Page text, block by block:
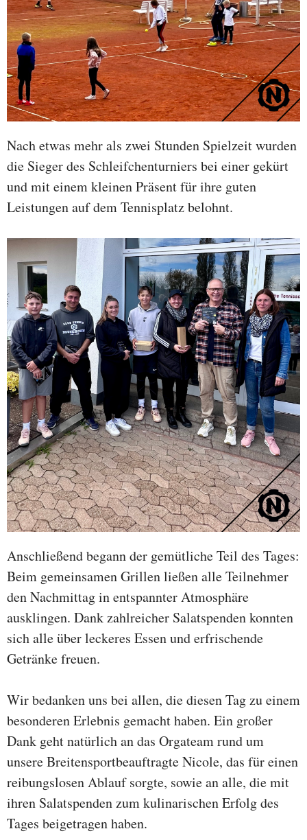
Nach etwas mehr als zwei Stunden Spielzeit wurden
die Sieger des Schleifchenturniers bei einer gekürt
und mit einem kleinen Präsent für ihre guten
Leistungen auf dem Tennisplatz belohnt.
Anschließend begann der gemütliche Teil des Tages:
Beim gemeinsamen Grillen ließen alle Teilnehmer
den Nachmittag in entspannter Atmosphäre
ausklingen. Dank zahlreicher Salatspenden konnten
sich alle über leckeres Essen und erfrischende
Getränke freuen.
Wir bedanken uns bei allen, die diesen Tag zu einem
besonderen Erlebnis gemacht haben. Ein großer
Dank geht natürlich an das Orgateam rund um
unsere Breitensportbeauftragte Nicole, das für einen
reibungslosen Ablauf sorgte, sowie an alle, die mit
ihren Salatspenden zum kulinarischen Erfolg des
Tages beigetragen haben.